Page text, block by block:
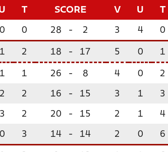
T SCORE V U T
0 0 28 - 2 3 4 0
1 2 18 - 17 5 0 1
1 1 26 - 8 4 0 2
2 2 16 - 15 3 1 3
3 2 20 - 15 2 1 4
0 3 14 - 14 2 0 6